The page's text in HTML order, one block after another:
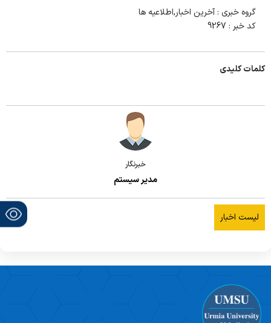
گروه خبری : آخرین اخبار,اطلاعیه ها
کد خبر : 9267
کلمات کلیدی
خبرنگار
مدیر سیستم
لیست اخبار